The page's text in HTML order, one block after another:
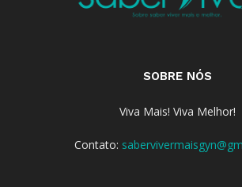
SOBRE NÓS
Viva Mais! Viva Melhor!
Contato: